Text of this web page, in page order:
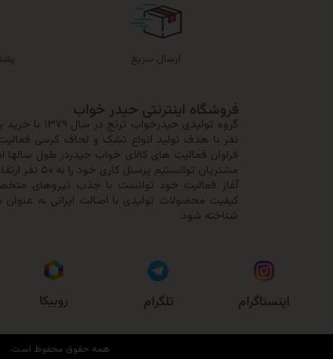
ارسال سریع
فروشگاه اینترنتی حیدر خواب
نفر با هدف تولید انواع تشک و لحاف کرسی
فراوان فعالیت های کالای خواب حیدردر طول
مشتریان
آغاز فعالیت خود توانست با جذب نیروهای
کیفیت محصولات تولیدی با اصالت ایرانی به
شناخته شود.
اینستاگرام تلگرام روبیکا
همه حقوق محفوظ است.